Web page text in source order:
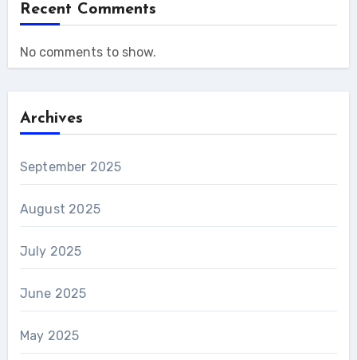
Recent Comments
No comments to show.
Archives
September 2025
August 2025
July 2025
June 2025
May 2025